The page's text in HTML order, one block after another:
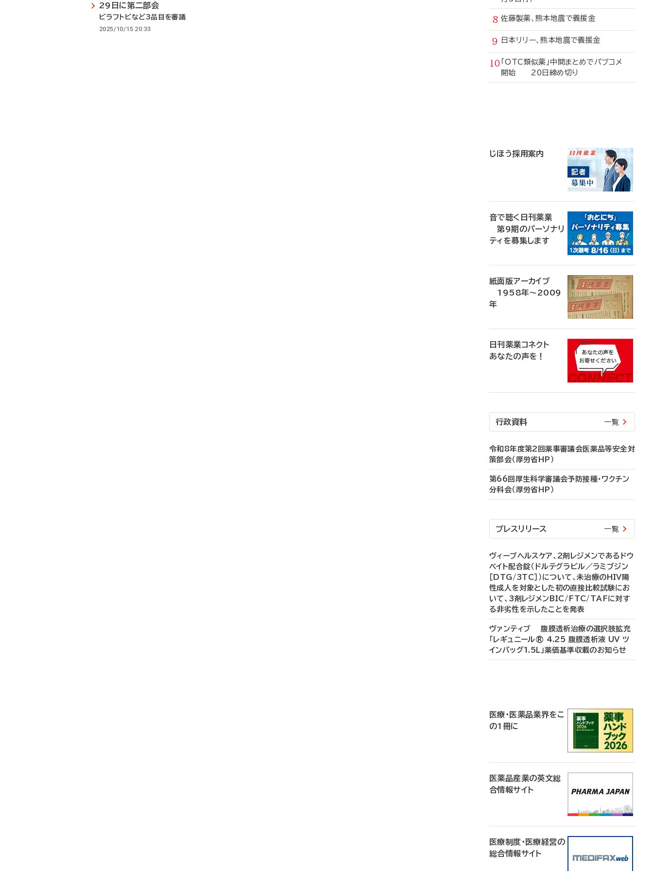
29日に第二部会
ビラフトビなど3品目を審議
2025/10/15 20:33
佐藤製薬、熊本地震で義援金
日本リリー、熊本地震で義援金
「OTC類似薬」中間まとめでパブコメ
開始 20日締め切り
じほう採用案内
音で聴く日刊薬業
第9期のパーソナリ
ティを募集します
紙面版アーカイブ
1958年～2009
年
日刊薬業コネクト
あなたの声を！
行政資料 一覧
令和8年度第2回薬事審議会医薬品等安全対
策部会（厚労省HP）
第66回厚生科学審議会予防接種・ワクチン
分科会（厚労省HP）
プレスリリース 一覧
ヴィーブヘルスケア、2剤レジメンであるドウ
ベイト配合錠（ドルテグラビル／ラミブジン
［DTG/3TC］）について、未治療のHIV陽
性成人を対象とした初の直接比較試験にお
いて、3剤レジメンBIC/FTC/TAFに対す
る非劣性を示したことを発表
ヴァンティブ 腹膜透析治療の選択肢拡充
「レギュニール® 4.25 腹膜透析液 UV ツ
インバッグ1.5L」薬価基準収載のお知らせ
医療・医薬品業界をこ
の1冊に
医薬品産業の英文総
合情報サイト
医療制度・医療経営の
総合情報サイト